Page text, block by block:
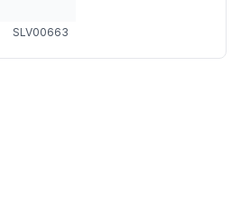
SLV00663